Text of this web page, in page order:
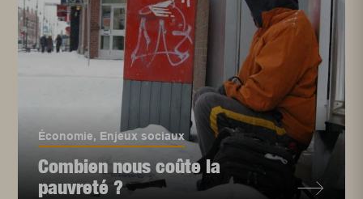
Économie, Enjeux sociaux
Combien nous coûte la
pauvreté ?